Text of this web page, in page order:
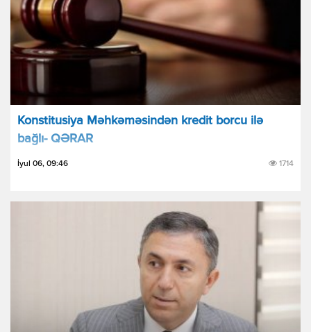
Konstitusiya Məhkəməsindən kredit borcu ilə
bağlı- QƏRAR
İyul 06, 09:46 1714